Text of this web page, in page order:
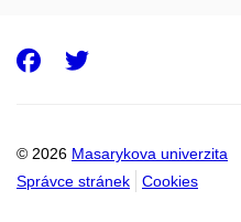
© 2026 Masarykova univerzita
Správce stránek
Cookies
Facebook
Twitter